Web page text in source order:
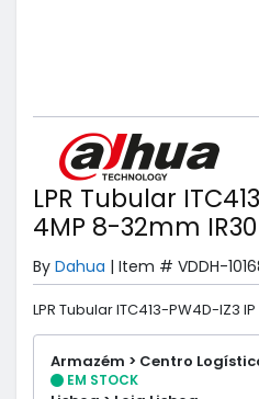
LPR Tubular
4MP 8-32mm
By Dahua | Item # VDDH-
LPR Tubular ITC413-PW4D-IZ3
Armazém > Centro
EM STOCK